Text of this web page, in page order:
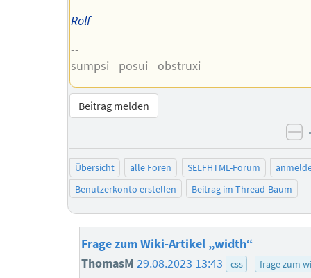
Rolf
--
sumpsi - posui - obstruxi
Beitrag melden
Übersicht alle Foren SELFHTML-Forum
Benutzerkonto erstellen
Beitrag im Thread-Baum
Frage zum Wiki-Artikel „width“
ThomasM29.08.2023 13:43 css frage zum